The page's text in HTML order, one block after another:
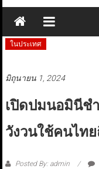
ในประเทศ
มิถุนายน 1, 2024
เปิดปมนอมินีช
วังวนใช้คนไท
Posted By: admin